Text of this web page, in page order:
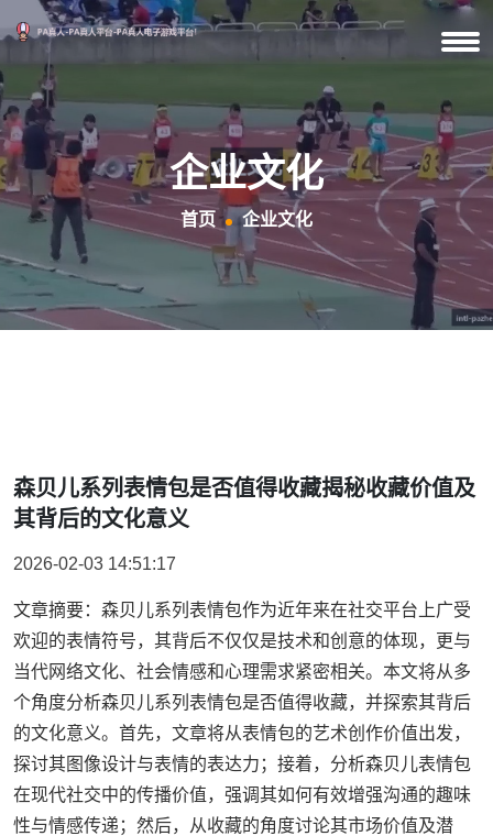
企业文化
首页 企业文化
森贝儿系列表情包是否值得收藏揭秘收藏价值及
其背后的文化意义
2026-02-03 14:51:17
文章摘要：森贝儿系列表情包作为近年来在社交平台上广受
欢迎的表情符号，其背后不仅仅是技术和创意的体现，更与
当代网络文化、社会情感和心理需求紧密相关。本文将从多
个角度分析森贝儿系列表情包是否值得收藏，并探索其背后
的文化意义。首先，文章将从表情包的艺术创作价值出发，
探讨其图像设计与表情的表达力；接着，分析森贝儿表情包
在现代社交中的传播价值，强调其如何有效增强沟通的趣味
性与情感传递；然后，从收藏的角度讨论其市场价值及潜